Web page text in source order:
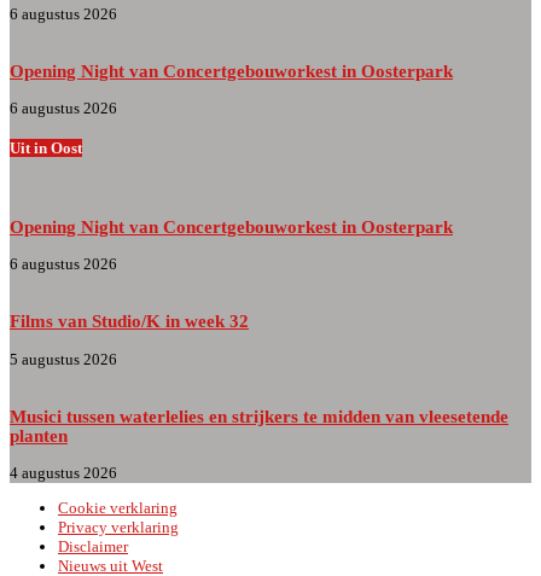
6 augustus 2026
Opening Night van Concertgebouworkest in Oosterpark
6 augustus 2026
Uit in Oost
Opening Night van Concertgebouworkest in Oosterpark
6 augustus 2026
Films van Studio/K in week 32
5 augustus 2026
Musici tussen waterlelies en strijkers te midden van vleesetende
planten
4 augustus 2026
Cookie verklaring
Privacy verklaring
Disclaimer
Nieuws uit West